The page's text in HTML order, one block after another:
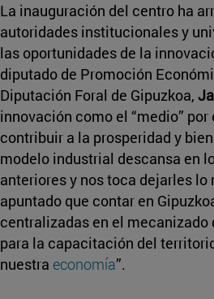
La inauguración del centro ha
autoridades institucionales y
las oportunidades de la
diputado de Promoción
Diputación Foral de Gipuzkoa,
innovación como el “medio”
contribuir a la prosperidad y
modelo industrial descansa en
anteriores y nos toca dejarles lo
apuntado que contar en
centralizadas en el
para la capacitación del
nuestra economía”.